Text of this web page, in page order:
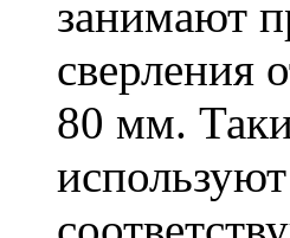
занимают
сверления
80 мм.